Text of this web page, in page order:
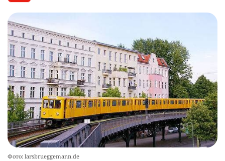
Фото: larsbrueggemann.de